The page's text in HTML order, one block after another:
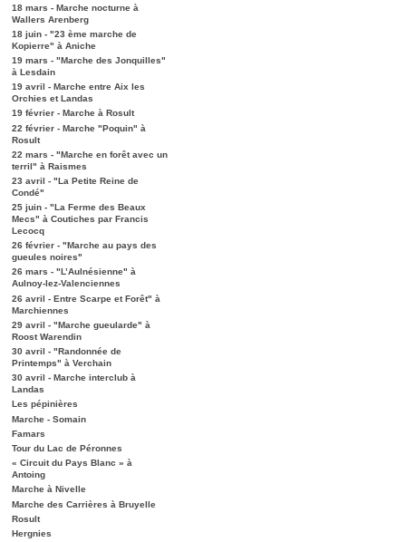
18 mars - Marche nocturne à
Wallers Arenberg
18 juin - "23 ème marche de
Kopierre" à Aniche
19 mars - "Marche des Jonquilles"
à Lesdain
19 avril - Marche entre Aix les
Orchies et Landas
19 février - Marche à Rosult
22 février - Marche "Poquin" à
Rosult
22 mars - "Marche en forêt avec un
terril" à Raismes
23 avril - "La Petite Reine de
Condé"
25 juin - "La Ferme des Beaux
Mecs" à Coutiches par Francis
Lecocq
26 février - "Marche au pays des
gueules noires"
26 mars - "L’Aulnésienne" à
Aulnoy-lez-Valenciennes
26 avril - Entre Scarpe et Forêt" à
Marchiennes
29 avril - "Marche gueularde" à
Roost Warendin
30 avril - "Randonnée de
Printemps" à Verchain
30 avril - Marche interclub à
Landas
Les pépinières
Marche - Somain
Famars
Tour du Lac de Péronnes
« Circuit du Pays Blanc » à
Antoing
Marche à Nivelle
Marche des Carrières à Bruyelle
Rosult
Hergnies